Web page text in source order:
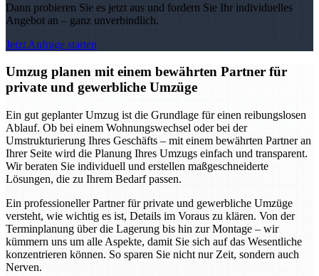
Dann probieren Sie es jetzt aus und fordern Sie Ihr individuelles
Angebot an – ganz unverbindlich.
Jetzt Anfrage starten
Umzug planen mit einem bewährten Partner für
private und gewerbliche Umzüge
Ein gut geplanter Umzug ist die Grundlage für einen reibungslosen
Ablauf. Ob bei einem Wohnungswechsel oder bei der
Umstrukturierung Ihres Geschäfts – mit einem bewährten Partner an
Ihrer Seite wird die Planung Ihres Umzugs einfach und transparent.
Wir beraten Sie individuell und erstellen maßgeschneiderte
Lösungen, die zu Ihrem Bedarf passen.
Ein professioneller Partner für private und gewerbliche Umzüge
versteht, wie wichtig es ist, Details im Voraus zu klären. Von der
Terminplanung über die Lagerung bis hin zur Montage – wir
kümmern uns um alle Aspekte, damit Sie sich auf das Wesentliche
konzentrieren können. So sparen Sie nicht nur Zeit, sondern auch
Nerven.